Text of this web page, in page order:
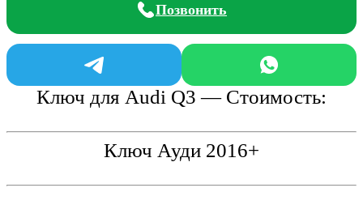
Позвонить
Ключ для Audi Q3 — Стоимость:
Ключ Ауди 2016+